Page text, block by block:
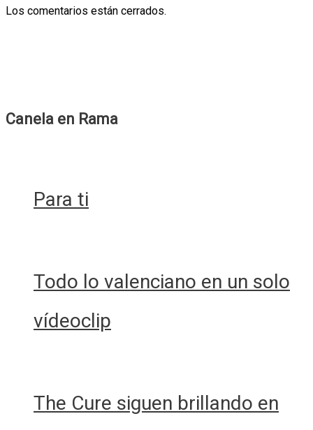
Los comentarios están cerrados.
Canela en Rama
Para ti
Todo lo valenciano en un solo
vídeoclip
The Cure siguen brillando en